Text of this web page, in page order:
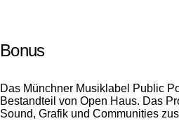
Bonus
Das Münchner Musiklabel Public
Bestandteil von Open Haus. Das
Sound, Grafik und Communities